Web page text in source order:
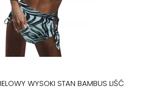
WYSOKI STAN BAMBUS LIŚĆ